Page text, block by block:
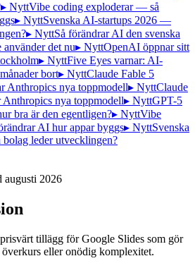
▸ NyttVibe coding exploderar — så
▸ NyttSvenska AI-startups 2026 —
▸ NyttSå förändrar AI den svenska
det nu▸ NyttOpenAI öppnar sitt
▸ NyttFive Eyes varnar: AI-
bort▸ NyttClaude Fable 5
Anthropics nya toppmodell▸ NyttClaude
nya toppmodell▸ NyttGPT-5
bra är den egentligen?▸ NyttVibe
AI hur appar byggs▸ NyttSvenska
leder utvecklingen?
augusti 2026
tillägg för Google Slides som gör
eller onödig komplexitet.